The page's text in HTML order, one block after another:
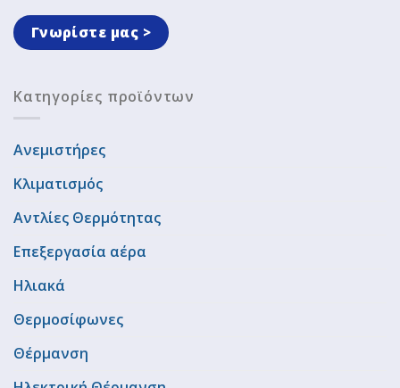
Γνωρίστε μας >
Κατηγορίες προϊόντων
Ανεμιστήρες
Κλιματισμός
Αντλίες Θερμότητας
Επεξεργασία αέρα
Ηλιακά
Θερμοσίφωνες
Θέρμανση